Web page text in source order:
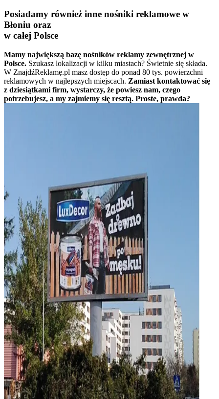
Posiadamy również inne nośniki reklamowe w
Błoniu oraz
w całej Polsce
Mamy największą bazę nośników reklamy zewnętrznej w
Polsce. Szukasz lokalizacji w kilku miastach? Świetnie się składa.
W ZnajdźReklamę.pl masz dostęp do ponad 80 tys. powierzchni
reklamowych w najlepszych miejscach. Zamiast kontaktować się
z dziesiątkami firm, wystarczy, że powiesz nam, czego
potrzebujesz, a my zajmiemy się resztą. Proste, prawda?